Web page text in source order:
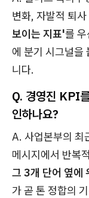
변화, 자발적 퇴
보이는 지표'를
에 분기 시그널을
니다.
Q. 경영진 KPI
인하나요?
A. 사업본부의 최
메시지에서 반복
그 3개 단어 옆에
가 곧 톤 정합의